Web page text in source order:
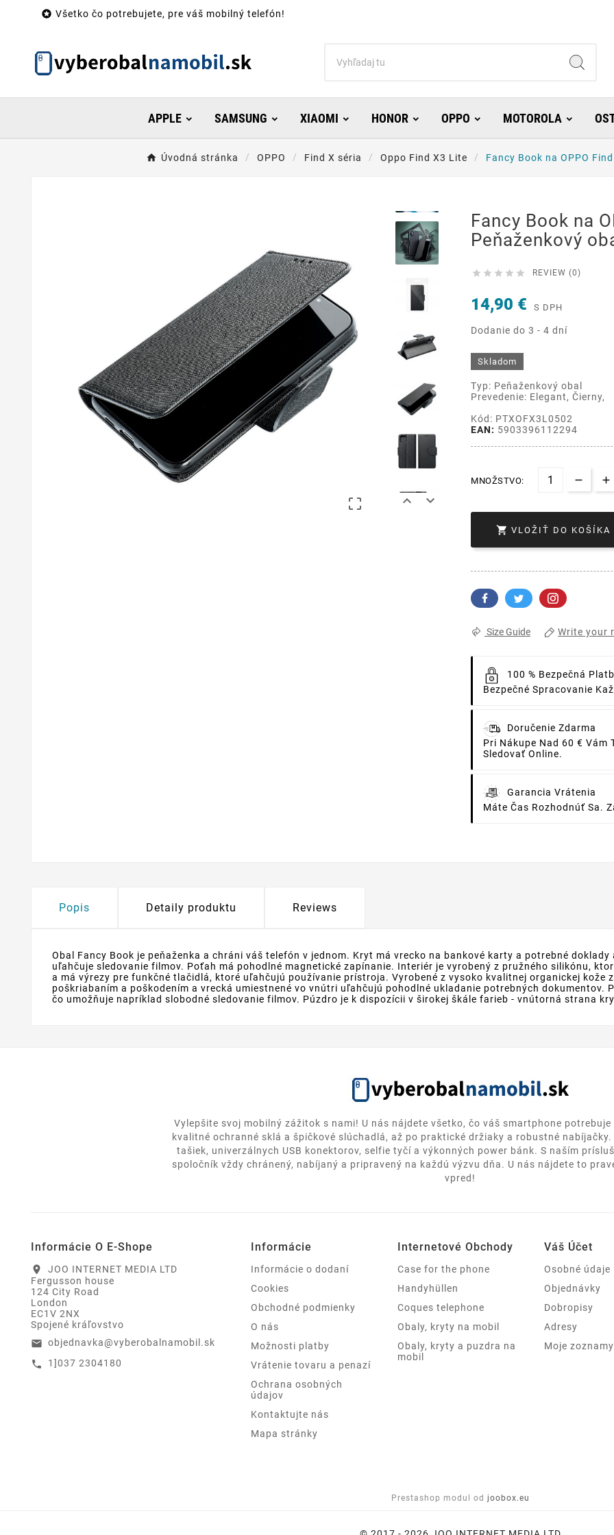
 Všetko čo potrebujete, pre váš mobilný telefón!
APPLE SAMSUNG XIAOMI HONOR OPPO MOTOROLA
Úvodná stránka OPPO Find X séria Oppo Find X3 Lite Fancy Book na OPPO
  
Fancy Book na
Peňaženkový
     REVIEW (0)
14,90 € S DPH
Dodanie do 3 - 4 dní
Skladom
Typ: Peňaženkový obal
Prevedenie: Elegant, Čierny,
Kód: PTXOFX3L0502
EAN: 5903396112294
MNOŽSTVO:
 VLOŽIŤ DO KOŠÍKA
Size Guide Write your
100 % Bezpečná
Bezpečné Spracovanie
Doručenie Zdarma
Pri Nákupe Nad 60 € Vám
Sledovať Online.
Garancia Vrátenia
Máte Čas Rozhodnúť Sa.
Popis Detaily produktu Reviews
Obal Fancy Book je peňaženka a chráni váš telefón v jednom. Kryt má vrecko na bankové karty a potrebné
uľahčuje sledovanie filmov. Poťah má pohodlné magnetické zapínanie. Interiér je vyrobený z pružného silikónu,
a má výrezy pre funkčné tlačidlá, ktoré uľahčujú používanie prístroja. Vyrobené z vysoko kvalitnej organickej kože
poškriabaním a poškodením a vrecká umiestnené vo vnútri uľahčujú pohodlné ukladanie potrebných dokumentov.
čo umožňuje napríklad slobodné sledovanie filmov. Púzdro je k dispozícii v širokej škále farieb - vnútorná strana
Vylepšite svoj mobilný zážitok s nami! U nás nájdete všetko, čo váš smartphone
kvalitné ochranné sklá a špičkové slúchadlá, až po praktické držiaky a robustné
tašiek, univerzálnych USB konektorov, selfie tyčí a výkonných power bánk. S naším
spoločník vždy chránený, nabíjaný a pripravený na každú výzvu dňa. U nás nájdete to
vpred!
Informácie O E-Shope
location_on
JOO INTERNET MEDIA LTD
Fergusson house
124 City Road
London
EC1V 2NX
Spojené kráľovstvo
email objednavka@vyberobalnamobil.sk
call 1]037 2304180
Informácie
Informácie o dodaní
Cookies
Obchodné podmienky
O nás
Možnosti platby
Vrátenie tovaru a penazí
Ochrana osobných
údajov
Kontaktujte nás
Mapa stránky
Internetové Obchody
Case for the phone
Handyhüllen
Coques telephone
Obaly, kryty na mobil
Obaly, kryty a puzdra na
mobil
Váš Účet
Osobné údaje
Objednávky
Dobropisy
Adresy
Moje
Prestashop modul od joobox.eu